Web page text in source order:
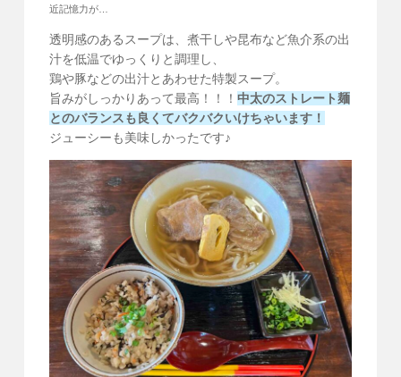
近記憶力が…
透明感のあるスープは、煮干しや昆布など魚介系の出
汁を低温でゆっくりと調理し、
鶏や豚などの出汁とあわせた特製スープ。
旨みがしっかりあって最高！！！ 中太のストレート麺
とのバランスも良くてバクバクいけちゃいます！
ジューシーも美味しかったです♪